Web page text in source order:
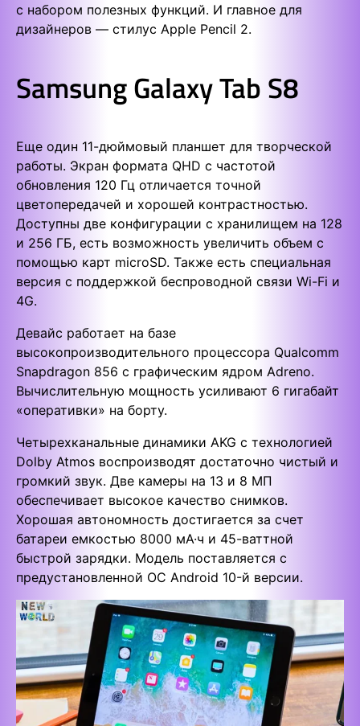
с набором полезных функций. И главное для
дизайнеров — стилус Apple Pencil 2.
Samsung Galaxy Tab S8
Еще один 11-дюймовый планшет для творческой
работы. Экран формата QHD с частотой
обновления 120 Гц отличается точной
цветопередачей и хорошей контрастностью.
Доступны две конфигурации с хранилищем на 128
и 256 ГБ, есть возможность увеличить объем с
помощью карт microSD. Также есть специальная
версия с поддержкой беспроводной связи Wi-Fi и
4G.
Девайс работает на базе
высокопроизводительного процессора Qualcomm
Snapdragon 856 с графическим ядром Adreno.
Вычислительную мощность усиливают 6 гигабайт
«оперативки» на борту.
Четырехканальные динамики AKG с технологией
Dolby Atmos воспроизводят достаточно чистый и
громкий звук. Две камеры на 13 и 8 МП
обеспечивает высокое качество снимков.
Хорошая автономность достигается за счет
батареи емкостью 8000 мА·ч и 45-ваттной
быстрой зарядки. Модель поставляется с
предустановленной ОС Android 10-й версии.